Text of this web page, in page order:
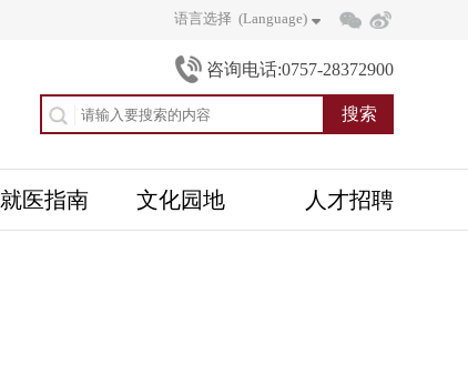
语言选择 (Language)
咨询电话:0757-28372900
就医指南 文化园地 人才招聘